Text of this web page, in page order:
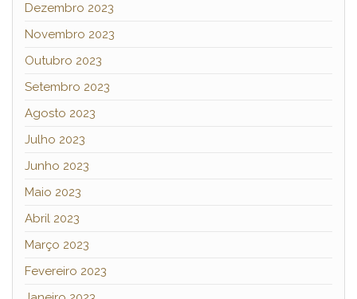
Dezembro 2023
Novembro 2023
Outubro 2023
Setembro 2023
Agosto 2023
Julho 2023
Junho 2023
Maio 2023
Abril 2023
Março 2023
Fevereiro 2023